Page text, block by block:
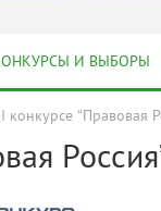
И ВЫБОРЫ
“Правовая